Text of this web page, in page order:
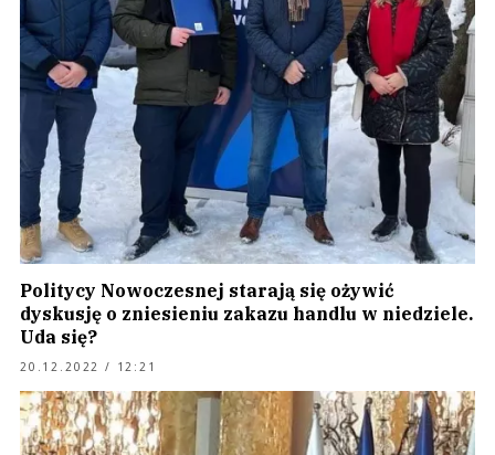
Politycy Nowoczesnej starają się ożywić
dyskusję o zniesieniu zakazu handlu w niedziele.
Uda się?
20.12.2022 / 12:21